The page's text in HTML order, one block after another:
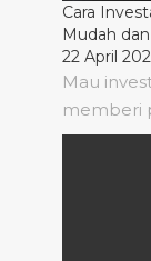
Cara
Mudah
22 April
Mau
memberi